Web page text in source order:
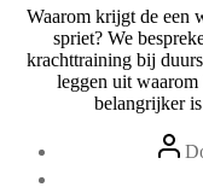
Waarom krijgt de een
spriet? We
krachttraining bij
leggen uit
belangrijker